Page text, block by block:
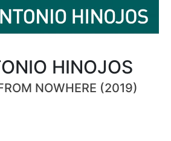
HINOJOS
NOWHERE (2019)